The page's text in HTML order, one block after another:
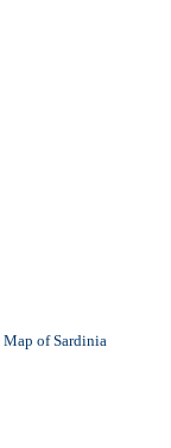
Map of Sardinia